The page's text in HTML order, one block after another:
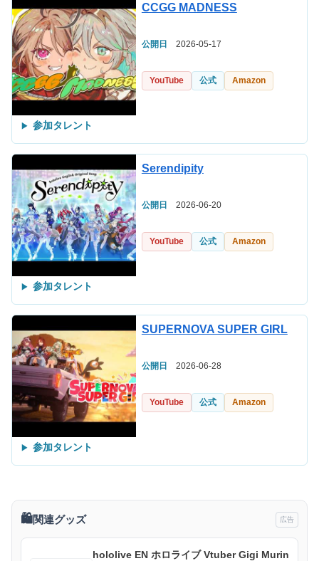
CCGG MADNESS
公開日 2026-05-17
YouTube 公式 Amazon
参加タレント
Serendipity
公開日 2026-06-20
YouTube 公式 Amazon
参加タレント
SUPERNOVA SUPER GIRL
公開日 2026-06-28
YouTube 公式 Amazon
参加タレント
🛍️関連グッズ 広告
hololive EN ホロライブ Vtuber Gigi Murin